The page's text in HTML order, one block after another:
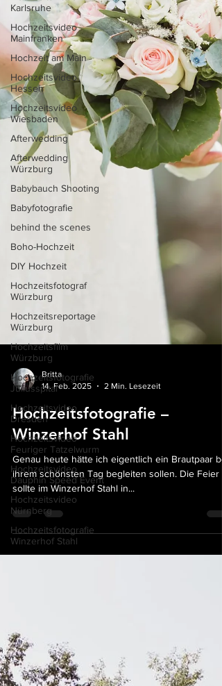
Karlsruhe
Hochzeitsvideo
Mainfranken
Hochzeit am Main
Hochzeitsvideo
Hessen
Hochzeitsvideo
Wiesbaden
Afterwedding
Afterwedding
Würzburg
Babybauch Shooting
Babyfotografie
behind the scenes
Boho-Hochzeit
DIY Hochzeit
Hochzeitsfotograf
Würzburg
Hochzeitsreportage
Würzburg
Hochzeitsfilm
Würzburg
Hochzeitsfotografie
Juliusspital
Hochzeitsvideo
Dresden
Hochzeitsvideo
Feuriger Tatzelwurm
Hochzeitsvideo
Dauphin Speed Event
Hochzeitsvideo
Nürnberg
Hochzeitsfotografie
Winzerhof Stahl
14. Feb. 2025
2 Min. Lesezeit
Hochzeitsfotografie –
Winzerhof Stahl
Genau heute hätte ich eigentlich ein Brautpaar
ihrem schönsten Tag begleiten sollen. Die Feier
sollte im Winzerhof Stahl in...